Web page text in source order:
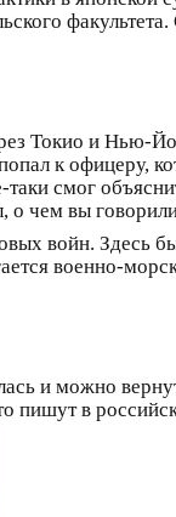
факультета.
Токио и
к офицеру,
смог
чем вы
войн. Здесь
военно-
и можно
пишут в